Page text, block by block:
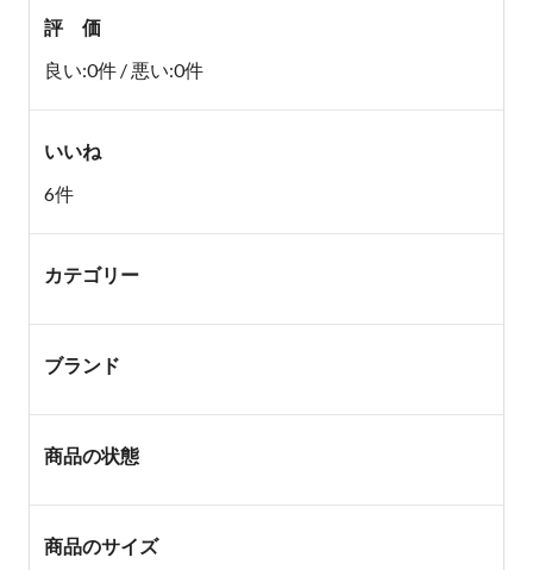
評 価
良い:0件 / 悪い:0件
いいね
6件
カテゴリー
ブランド
商品の状態
商品のサイズ